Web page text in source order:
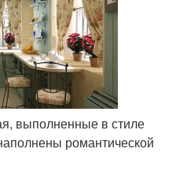
выполненные в стиле
романтической